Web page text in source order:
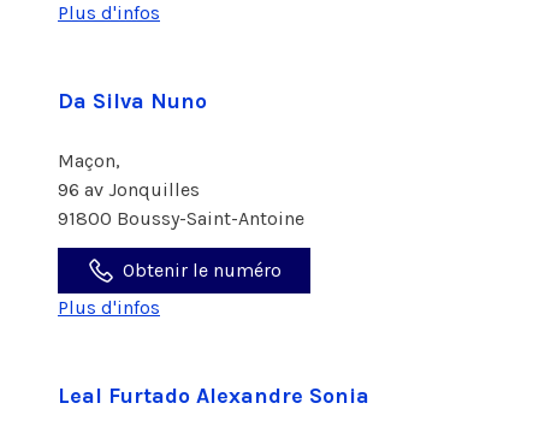
Plus d'infos
Da Silva Nuno
Maçon,
96 av Jonquilles
91800 Boussy-Saint-Antoine
Obtenir le numéro
Plus d'infos
Leal Furtado Alexandre Sonia